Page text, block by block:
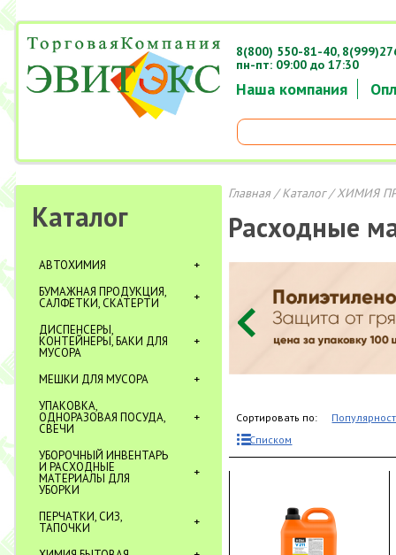
Наша компания
8(800) 550-81-40,
пн-пт: 09:00 до 17:30
Каталог
АВТОХИМИЯ
БУМАЖНАЯ ПРОДУКЦИЯ,
САЛФЕТКИ, СКАТЕРТИ
ДИСПЕНСЕРЫ,
КОНТЕЙНЕРЫ, БАКИ ДЛЯ
МУСОРА
МЕШКИ ДЛЯ МУСОРА
УПАКОВКА,
ОДНОРАЗОВАЯ ПОСУДА,
СВЕЧИ
УБОРОЧНЫЙ ИНВЕНТАРЬ
И РАСХОДНЫЕ
МАТЕРИАЛЫ ДЛЯ
УБОРКИ
ПЕРЧАТКИ, СИЗ,
ТАПОЧКИ
Главная/Каталог/ХИМИЯ
Расходные
Сортировать по:
Списком